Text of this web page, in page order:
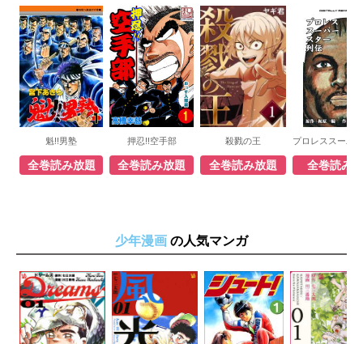
魁!!男塾
全巻読み放題
押忍!!空手部
全巻読み放題
殺戮の王
全巻読み放題 全巻読み
少年漫画 の人気マンガ